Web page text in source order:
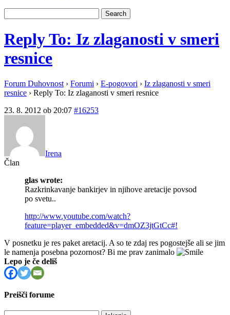
Reply To: Iz zlaganosti v smeri
resnice
Forum Duhovnost › Forumi › E-pogovori › Iz zlaganosti v smeri
resnice › Reply To: Iz zlaganosti v smeri resnice
23. 8. 2012 ob 20:07 #16253
Irena
Član
glas wrote:
Razkrinkavanje bankirjev in njihove aretacije povsod
po svetu..
http://www.youtube.com/watch?
feature=player_embedded&v=dmOZ3jtGtCc#!
V posnetku je res paket aretacij. A so te zdaj res pogostejše ali se jim
le namenja posebna pozornost? Bi me prav zanimalo
Lepo je če deliš
Preišči forume